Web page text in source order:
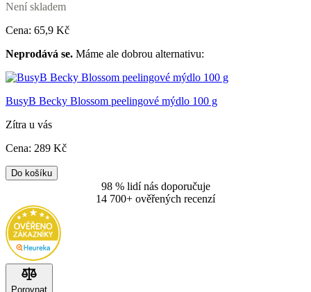
Není skladem
Cena: 65,9 Kč
Neprodává se. Máme ale dobrou alternativu:
BusyB Becky Blossom peelingové mýdlo 100 g
Zítra u vás
Cena: 289 Kč
Do košíku
98 % lidí nás doporučuje
14 700+ ověřených recenzí
Porovnat